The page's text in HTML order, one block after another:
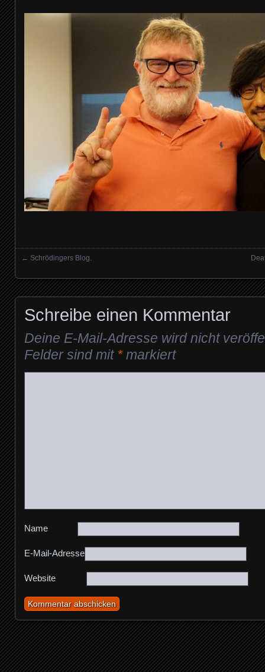
← Schrödingers Blog.
Schreibe einen Kommentar
Deine E-Mail-Adresse wird nicht
Felder sind mit *markiert
Name
E-Mail-Adresse
Website